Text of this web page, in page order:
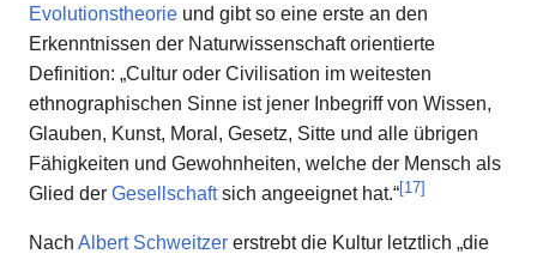
Evolutionstheorie und gibt so eine erste an den
Erkenntnissen der Naturwissenschaft orientierte
Definition: „Cultur oder Civilisation im weitesten
ethnographischen Sinne ist jener Inbegriff von Wissen,
Glauben, Kunst, Moral, Gesetz, Sitte und alle übrigen
Fähigkeiten und Gewohnheiten, welche der Mensch als
Glied der Gesellschaftsich angeeignet hat.“[17]
Nach Albert Schweitzer erstrebt die Kultur letztlich „die